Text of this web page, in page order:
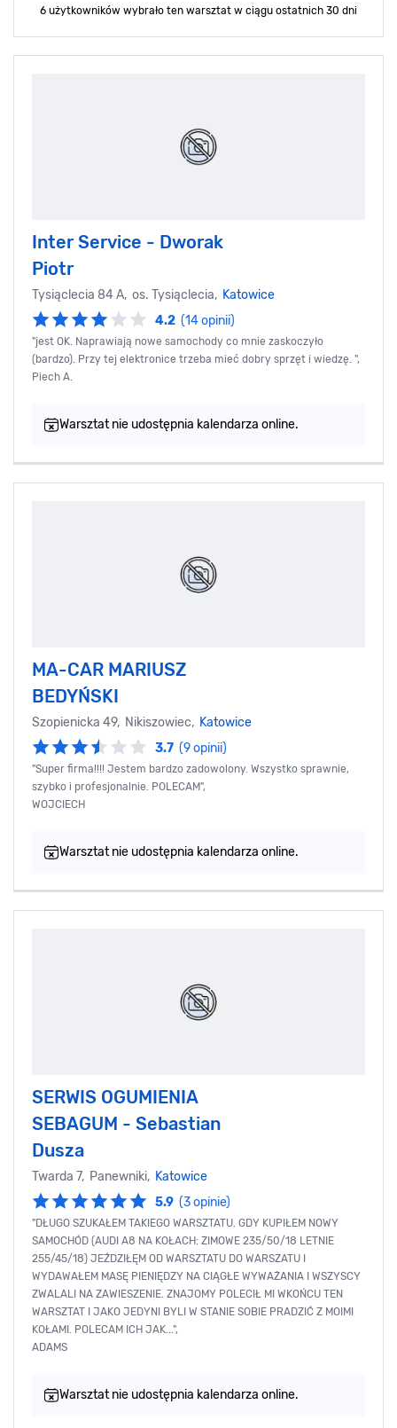
6 użytkowników wybrało ten warsztat w ciągu ostatnich 30 dni
Inter Service - Dworak
Piotr
Tysiąclecia 84 A, os. Tysiąclecia, Katowice
4.2 (14 opinii)
"jest OK. Naprawiają nowe samochody co mnie zaskoczyło
(bardzo). Przy tej elektronice trzeba mieć dobry sprzęt i wiedzę. ",
Piech A.
Warsztat nie udostępnia kalendarza online.
MA-CAR MARIUSZ
BEDYŃSKI
Szopienicka 49, Nikiszowiec, Katowice
3.7 (9 opinii)
"Super firma!!!! Jestem bardzo zadowolony. Wszystko sprawnie,
szybko i profesjonalnie. POLECAM",
WOJCIECH
Warsztat nie udostępnia kalendarza online.
SERWIS OGUMIENIA
SEBAGUM - Sebastian
Dusza
Twarda 7, Panewniki, Katowice
5.9 (3 opinie)
"DŁUGO SZUKAŁEM TAKIEGO WARSZTATU. GDY KUPIŁEM NOWY
SAMOCHÓD (AUDI A8 NA KOŁACH: ZIMOWE 235/50/18 LETNIE
255/45/18) JEŹDZIŁĘM OD WARSZTATU DO WARSZATU I
WYDAWAŁEM MASĘ PIENIĘDZY NA CIĄGŁE WYWAŻANIA I WSZYSCY
ZWALALI NA ZAWIESZENIE. ZNAJOMY POLECIŁ MI WKOŃCU TEN
WARSZTAT I JAKO JEDYNI BYLI W STANIE SOBIE PRADZIĆ Z MOIMI
KOŁAMI. POLECAM ICH JAK...",
ADAMS
Warsztat nie udostępnia kalendarza online.